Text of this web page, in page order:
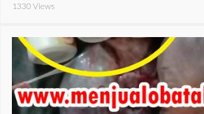
1330 Views